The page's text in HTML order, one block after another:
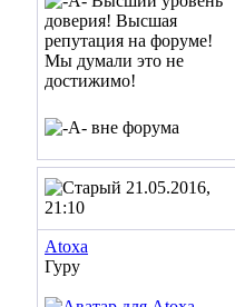
21.05.2016,
21:10
Atoxa
Гуру